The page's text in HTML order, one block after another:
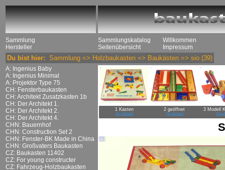
Sammlung
Hersteller
Sammlungskatalog
Seitenübersicht
Willkommen
Impressum
Du bist hier: Sammlung => Holzbaukasten => Baukästen => sio (39)
A: Ingenius Baby
A: Ingenius Minimal
A: Projektor Type 75
CH: Fensterbaukasten
CH: Architekt Zusatzkasten 1b
CH: Der Architekt 1.
CH: Der Architekt 2.
CH: Der Architekt 4.
CHN: Bauernhof
CHN: Construction Set 2
CHN: Fenster-BK Made in China
CHN: Großvaters Baukasten
CZ: Baukasten 11402
CZ: For young constructer
CZ: Fahrzeug-Holzbaukasten
1 Kasten
Großbild
2 geöffnet
Großbild
3 Modell